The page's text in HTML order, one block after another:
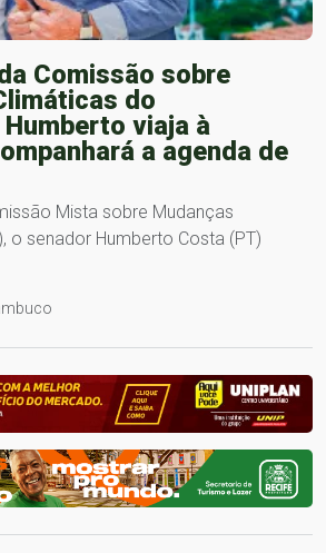
Comissão sobre
do
viaja à
a agenda de
Mista sobre Mudanças
o senador Humberto Costa (PT)